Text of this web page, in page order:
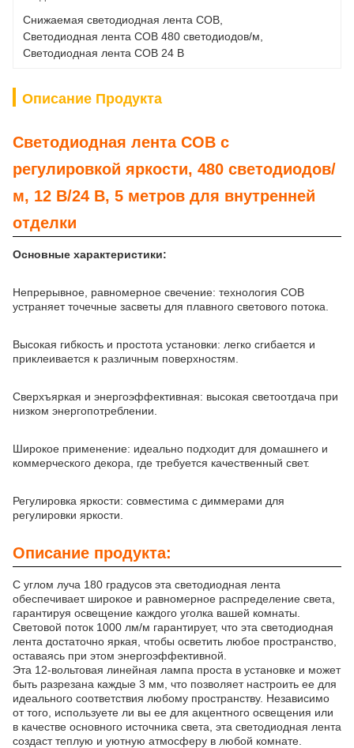
Снижаемая светодиодная лента COB
Светодиодная лента COB 480 светодиодов/м
Светодиодная лента COB 24 В
Описание Продукта
Светодиодная лента COB с
регулировкой яркости, 480 светодиодов/
м, 12 В/24 В, 5 метров для внутренней
отделки
Основные характеристики:
Непрерывное, равномерное свечение: технология COB
устраняет точечные засветы для плавного светового потока.
Высокая гибкость и простота установки: легко сгибается и
приклеивается к различным поверхностям.
Сверхъяркая и энергоэффективная: высокая светоотдача при
низком энергопотреблении.
Широкое применение: идеально подходит для домашнего и
коммерческого декора, где требуется качественный свет.
Регулировка яркости: совместима с диммерами для
регулировки яркости.
Описание продукта:
С углом луча 180 градусов эта светодиодная лента
обеспечивает широкое и равномерное распределение света,
гарантируя освещение каждого уголка вашей комнаты.
Световой поток 1000 лм/м гарантирует, что эта светодиодная
лента достаточно яркая, чтобы осветить любое пространство,
оставаясь при этом энергоэффективной.
Эта 12-вольтовая линейная лампа проста в установке и может
быть разрезана каждые 3 мм, что позволяет настроить ее для
идеального соответствия любому пространству. Независимо
от того, используете ли вы ее для акцентного освещения или
в качестве основного источника света, эта светодиодная лента
создаст теплую и уютную атмосферу в любой комнате.